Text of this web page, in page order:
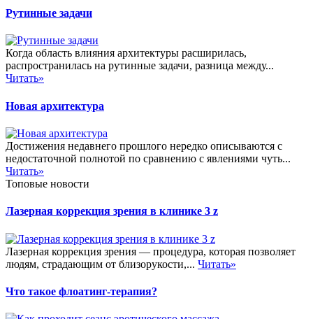
Рутинные задачи
Когда область влияния архитектуры расширилась,
распространилась на рутинные задачи, разница между...
Читать»
Новая архитектура
Достижения недавнего прошлого нередко описываются с
недостаточной полнотой по сравнению с явлениями чуть...
Читать»
Топовые новости
Лазерная коррекция зрения в клинике 3 z
Лазерная коррекция зрения — процедура, которая позволяет
людям, страдающим от близорукости,... Читать»
Что такое флоатинг-терапия?